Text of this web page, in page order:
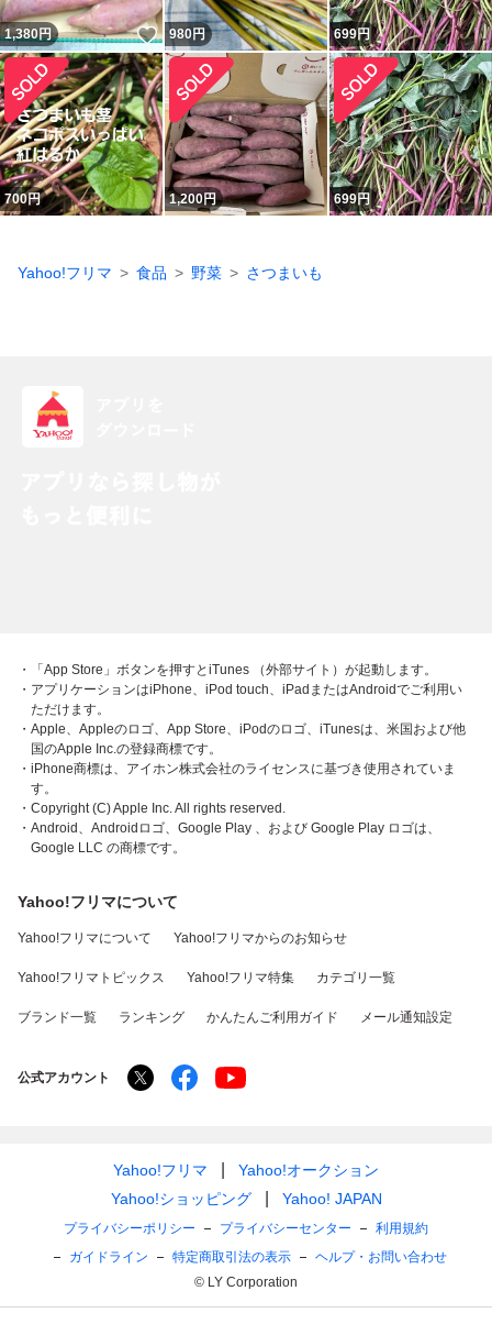
1,380円 いいね！
980円 699円
700円 1,200円 699円
Yahoo!フリマ 食品 野菜 さつまいも
・「App Store」ボタンを押すとiTunes （外部サイト）が起動します。
・アプリケーションはiPhone、iPod touch、iPadまたはAndroidでご利用い
ただけます。
・Apple、Appleのロゴ、App Store、iPodのロゴ、iTunesは、米国および他
国のApple Inc.の登録商標です。
・iPhone商標は、アイホン株式会社のライセンスに基づき使用されていま
す。
・Copyright (C) Apple Inc. All rights reserved.
・Android、Androidロゴ、Google Play 、および Google Play ロゴは、
Google LLC の商標です。
Yahoo!フリマについて
Yahoo!フリマについて Yahoo!フリマからのお知らせ
Yahoo!フリマトピックス Yahoo!フリマ特集 カテゴリ一覧
ブランド一覧 ランキング かんたんご利用ガイド メール通知設定
公式アカウント
Yahoo!フリマ
Yahoo!オークション
Yahoo!ショッピング
Yahoo! JAPAN
プライバシーポリシー プライバシーセンター
利用規約
ガイドライン
特定商取引法の表示
ヘルプ・お問い合わせ
© LY Corporation